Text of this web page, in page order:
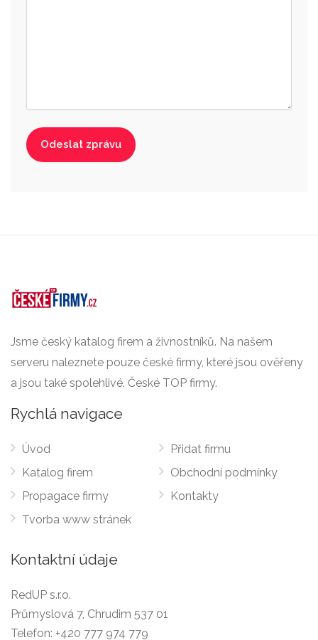
Jsme český katalog firem a živnostníků. Na našem
serveru naleznete pouze české firmy, které jsou ověřeny
a jsou také spolehlivé. České TOP firmy.
Rychlá navigace
Úvod
Katalog firem
Propagace firmy
Tvorba www stránek
Přidat firmu
Obchodní podmínky
Kontakty
Kontaktní údaje
RedUP s.r.o.
Průmyslová 7, Chrudim 537 01
Telefon: +420 777 974 779